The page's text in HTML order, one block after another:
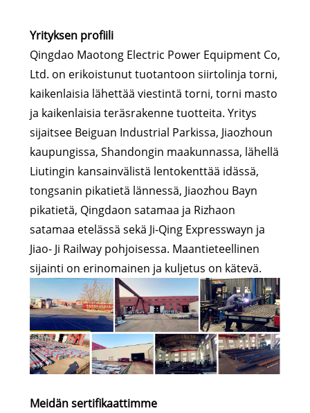
Yrityksen profiili
Qingdao Maotong Electric Power Equipment Co,
Ltd. on erikoistunut tuotantoon siirtolinja torni,
kaikenlaisia ​​lähettää viestintä torni, torni masto
ja kaikenlaisia ​​teräsrakenne tuotteita. Yritys
sijaitsee Beiguan Industrial Parkissa, Jiaozhoun
kaupungissa, Shandongin maakunnassa, lähellä
Liutingin kansainvälistä lentokenttää idässä,
tongsanin pikatietä lännessä, Jiaozhou Bayn
pikatietä, Qingdaon satamaa ja Rizhaon
satamaa etelässä sekä Ji-Qing Expresswayn ja
Jiao- Ji Railway pohjoisessa. Maantieteellinen
sijainti on erinomainen ja kuljetus on kätevä.
Meidän sertifikaattimme